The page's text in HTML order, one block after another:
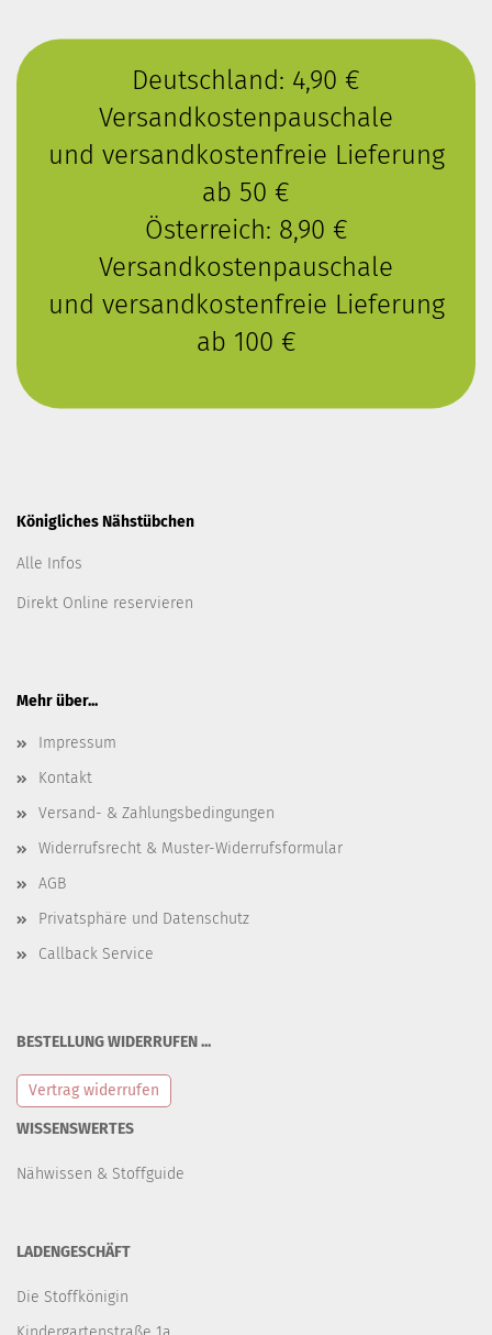
Deutschland: 4,90 €
Versandkostenpauschale
und versandkostenfreie Lieferung
ab 50 €
Österreich: 8,90 €
Versandkostenpauschale
und versandkostenfreie Lieferung
ab 100 €
Königliches Nähstübchen
Alle Infos
Direkt Online reservieren
Mehr über...
Impressum
Kontakt
Versand- & Zahlungsbedingungen
Widerrufsrecht & Muster-Widerrufsformular
AGB
Privatsphäre und Datenschutz
Callback Service
BESTELLUNG WIDERRUFEN ...
Vertrag widerrufen
WISSENSWERTES
Nähwissen & Stoffguide
LADENGESCHÄFT
Die Stoffkönigin